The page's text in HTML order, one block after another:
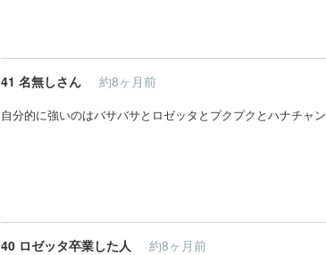
41 名無しさん 約8ヶ月前
自分的に強いのはバサバサとロゼッタとプクプクとハナチャン
40 ロゼッタ卒業した人 約8ヶ月前